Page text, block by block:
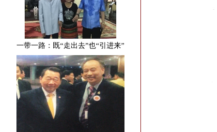
一带一路：既“走出去”也“引进来”